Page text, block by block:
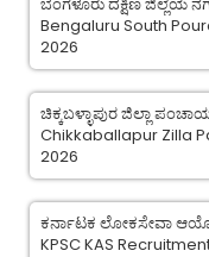
Bengaluru South
2026
ಚಿಕ್ಕಬಳ್ಳಾಪುರ ಜಿಲ್ಲಾ
Chikkaballapur Zilla
2026
ಕರ್ನಾಟಕ ಲೋಕಸೇವಾ
KPSC KAS